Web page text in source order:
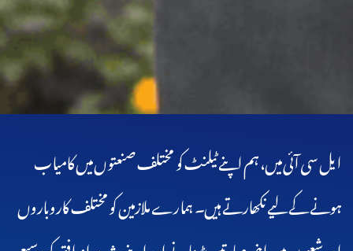
ایل سی آئی میں، ہم اپنے ٹیلنٹ کو مختلف صنعتوں میں کامیاب
ہونے کے لیے نکھارتے ہیں۔ ہمارے ملازمین کو مختلف کاروباروں